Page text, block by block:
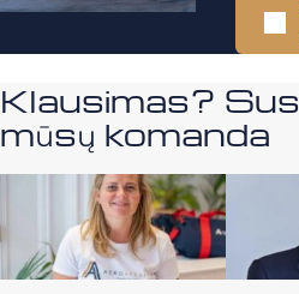
Klausimas?
mūsų komanda